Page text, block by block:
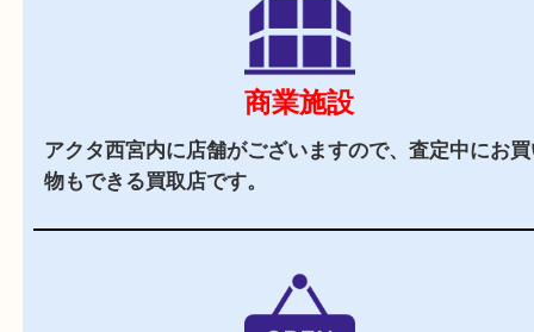
西宮北口駅からすぐの買取専門店です。